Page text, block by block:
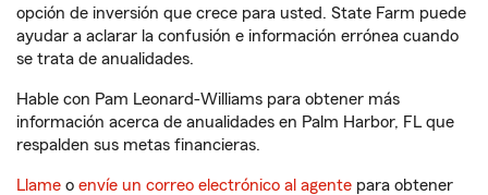
opción de inversión que crece para usted. State Farm puede
ayudar a aclarar la confusión e información errónea cuando
se trata de anualidades.
Hable con Pam Leonard-Williams para obtener más
información acerca de anualidades en Palm Harbor, FL que
respalden sus metas financieras.
Llame o envíe un correo electrónico al agente para obtener